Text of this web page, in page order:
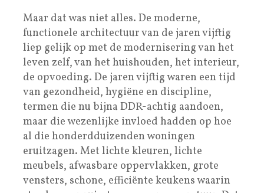
Maar dat was niet alles. De moderne,
functionele architectuur van de jaren vijftig
liep gelijk op met de modernisering van het
leven zelf, van het huishouden, het interieur,
de opvoeding. De jaren vijftig waren een tijd
van gezondheid, hygiëne en discipline,
termen die nu bijna DDR-achtig aandoen,
maar die wezenlijke invloed hadden op hoe
al die honderdduizenden woningen
eruitzagen. Met lichte kleuren, lichte
meubels, afwasbare oppervlakken, grote
vensters, schone, efficiënte keukens waarin